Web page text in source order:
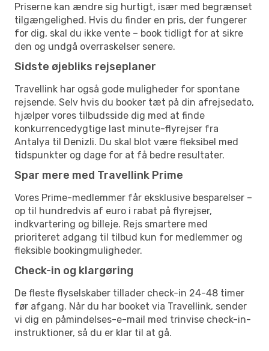
Priserne kan ændre sig hurtigt, især med begrænset
tilgængelighed. Hvis du finder en pris, der fungerer
for dig, skal du ikke vente – book tidligt for at sikre
den og undgå overraskelser senere.
Sidste øjebliks rejseplaner
Travellink har også gode muligheder for spontane
rejsende. Selv hvis du booker tæt på din afrejsedato,
hjælper vores tilbudsside dig med at finde
konkurrencedygtige last minute-flyrejser fra
Antalya til Denizli. Du skal blot være fleksibel med
tidspunkter og dage for at få bedre resultater.
Spar mere med Travellink Prime
Vores Prime-medlemmer får eksklusive besparelser –
op til hundredvis af euro i rabat på flyrejser,
indkvartering og billeje. Rejs smartere med
prioriteret adgang til tilbud kun for medlemmer og
fleksible bookingmuligheder.
Check-in og klargøring
De fleste flyselskaber tillader check-in 24-48 timer
før afgang. Når du har booket via Travellink, sender
vi dig en påmindelses-e-mail med trinvise check-in-
instruktioner, så du er klar til at gå.